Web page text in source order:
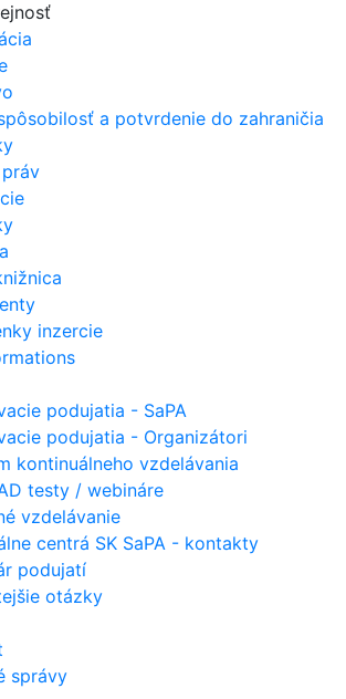
a potvrdenie do zahraničia
inzercie
podujatia - SaPA
podujatia - Organizátori
kontinuálneho vzdelávania
testy / webináre
vzdelávanie
centrá SK SaPA - kontakty
podujatí
otázky
správy